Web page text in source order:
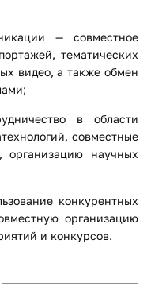
— совместное
тематических
видео, а также обмен
в области
совместные
организацию научных
конкурентных
организацию
и конкурсов.